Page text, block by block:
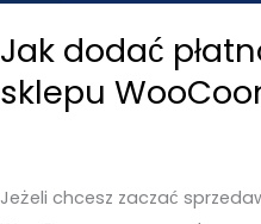
Jak dodać
sklepu
Jeżeli chcesz zaczać